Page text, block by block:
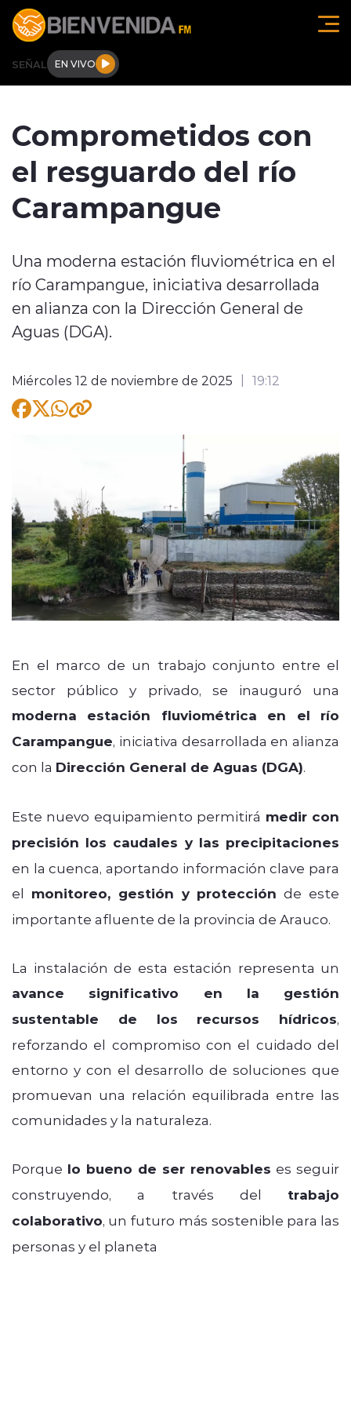
Click acá para ir directamente al contenido
SEÑAL EN VIVO
Actualidad
Regionales
Tendencias
Internacional
Deportes
Entrevistas
Comprometidos con
el resguardo del río
Carampangue
Una moderna estación fluviométrica en el
río Carampangue, iniciativa desarrollada
en alianza con la Dirección General de
Aguas (DGA).
Miércoles 12 de noviembre de 2025 19:12
En el marco de un trabajo conjunto entre el
sector público y privado, se inauguró una
moderna estación fluviométrica en el río
Carampangue, iniciativa desarrollada en alianza
con la Dirección General de Aguas (DGA).
Este nuevo equipamiento permitirá medir con
precisión los caudales y las precipitaciones
en la cuenca, aportando información clave para
el monitoreo, gestión y protección de este
importante afluente de la provincia de Arauco.
La instalación de esta estación representa un
avance significativo en la gestión
sustentable de los recursos hídricos,
reforzando el compromiso con el cuidado del
entorno y con el desarrollo de soluciones que
promuevan una relación equilibrada entre las
comunidades y la naturaleza.
Porque lo bueno de ser renovables es seguir
construyendo, a través del trabajo
colaborativo, un futuro más sostenible para las
personas y el planeta